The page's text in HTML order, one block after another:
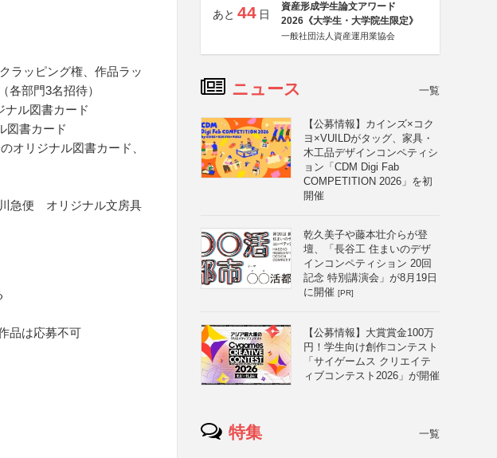
ラッピング権、作品ラッ
各部門3名招待）
ル図書カード
図書カード
オリジナル図書カード、
急便 オリジナル文房具
品は応募不可
あと 44 日
資産形成学生論文アワード
2026《大学生・大学院生限定》
一般社団法人資産運用業協会
ニュース 一覧
【公募情報】カインズ×コク
ヨ×VUILDがタッグ、家具・
木工品デザインコンペティシ
ョン「CDM Digi Fab
COMPETITION 2026」を初
開催
乾久美子や藤本壮介らが登
壇、「長谷工 住まいのデザ
インコンペティション 20回
記念 特別講演会」が8月19日
に開催 [PR]
【公募情報】大賞賞金100万
円！学生向け創作コンテスト
「サイゲームス クリエイテ
ィブコンテスト2026」が開催
特集 一覧